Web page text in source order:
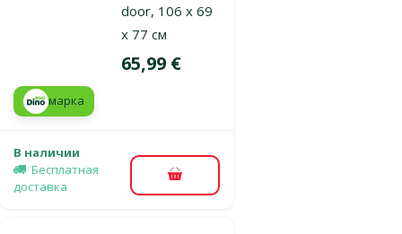
door, 106 x 69
x 77 см
Цена
65,99 €
марка
В наличии
Бесплатная
доставка
В корзину